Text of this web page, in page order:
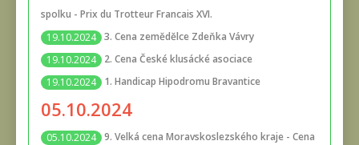
spolku - Prix du Trotteur Francais XVI.
19.10.2024 3. Cena zemědělce Zdeňka Vávry
19.10.2024
2. Cena České klusácké asociace
19.10.2024
1. Handicap Hipodromu Bravantice
05.10.2024
05.10.2024 9. Velká cena Moravskoslezského kraje - Cena